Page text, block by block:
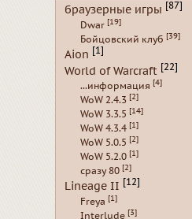
браузерные игры [87]
Dwar [19]
Бойцовский клуб [39]
Aion [1]
World of Warcraft [22]
...информация [4]
WoW 2.4.3 [2]
WoW 3.3.5 [14]
WoW 4.3.4 [1]
WoW 5.0.5 [2]
WoW 5.2.0 [1]
сразу 80 [2]
Lineage II [12]
Freya [1]
Interlude [3]